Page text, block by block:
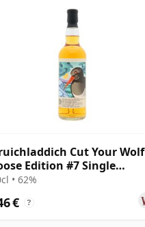
Cut Your Wolf
Edition #7 Single
Cask 2008 14 años
• 62%
€ ?